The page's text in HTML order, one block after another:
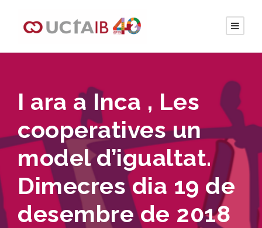
I ara a Inca , Les
cooperatives un
model d’igualtat.
Dimecres dia 19 de
desembre de 2018